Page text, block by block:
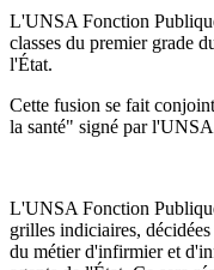
L'UNSA Fonction
classes du premier grade
l'État.
Cette fusion se fait
la santé" signé par
L'UNSA Fonction
grilles indiciaires,
du métier d'infirmier et